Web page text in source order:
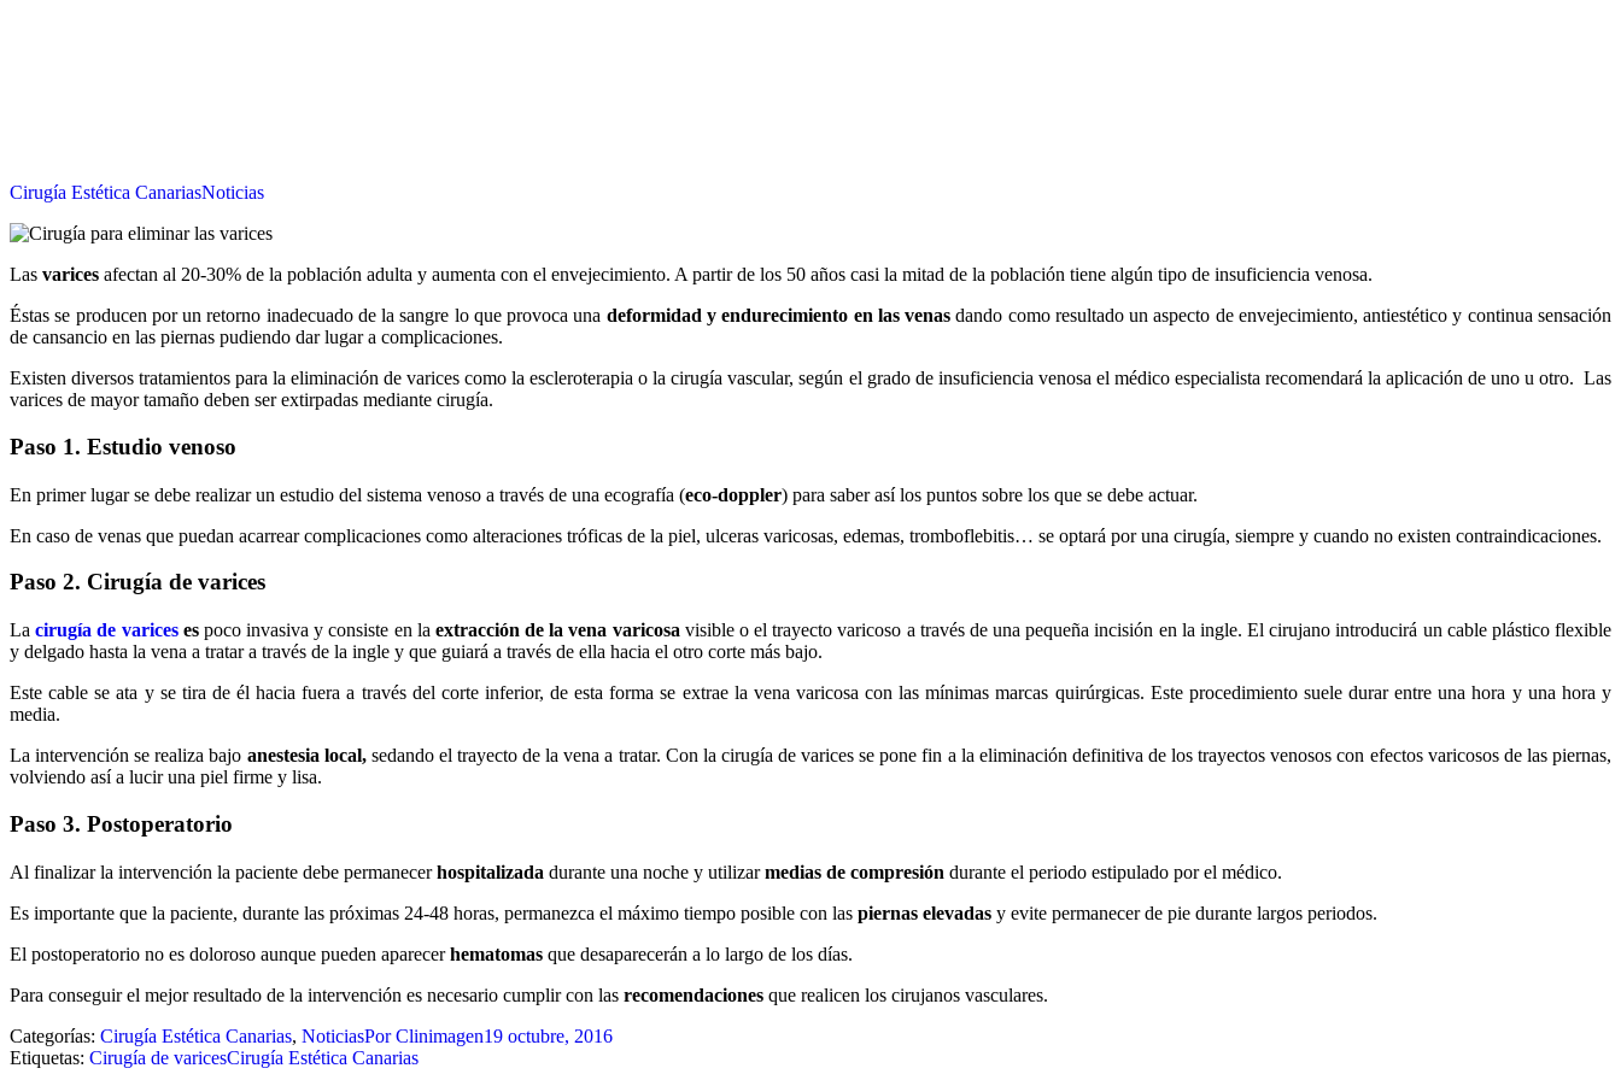
Cirugía Estética CanariasNoticias
Las varices afectan al 20-30% de la población adulta y aumenta con el envejecimiento. A partir de los 50 años casi la mitad de la población tiene algún tipo de insuficiencia venosa.
Éstas se producen por un retorno inadecuado de la sangre lo que provoca una deformidad y endurecimiento en las venasdando como resultado un aspecto de envejecimiento, antiestético y continua sensación
de cansancio en las piernas pudiendo dar lugar a complicaciones.
Existen diversos tratamientos para la eliminación de varices como la escleroterapia o la cirugía vascular, según el grado de insuficiencia venosa el médico especialista recomendará la aplicación de uno u otro. Las
varices de mayor tamaño deben ser extirpadas mediante cirugía.
Paso 1. Estudio venoso
En primer lugar se debe realizar un estudio del sistema venoso a través de una ecografía (eco-doppler) para saber así los puntos sobre los que se debe actuar.
En caso de venas que puedan acarrear complicaciones como alteraciones tróficas de la piel, ulceras varicosas, edemas, tromboflebitis… se optará por una cirugía, siempre y cuando no existen contraindicaciones.
Paso 2. Cirugía de varices
Lacirugía de varices espoco invasiva y consiste en la extracción de la vena varicosa visible o el trayecto varicoso a través de una pequeña incisión en la ingle. El cirujano introducirá un cable plástico flexible
y delgado hasta la vena a tratar a través de la ingle y que guiará a través de ella hacia el otro corte más bajo.
Este cable se ata y se tira de él hacia fuera a través del corte inferior, de esta forma se extrae la vena varicosa con las mínimas marcas quirúrgicas. Este procedimiento suele durar entre una hora y una hora y
media.
La intervención se realiza bajo anestesia local,sedando el trayecto de la vena a tratar. Con la cirugía de varices se pone fin a la eliminación definitiva de los trayectos venosos con efectos varicosos de las piernas,
volviendo así a lucir una piel firme y lisa.
Paso 3. Postoperatorio
Al finalizar la intervención la paciente debe permanecerhospitalizada durante una noche y utilizarmedias de compresión durante el periodo estipulado por el médico.
Es importante que la paciente, durante las próximas 24-48 horas, permanezca el máximo tiempo posible con las piernas elevadas y evite permanecer de pie durante largos periodos.
El postoperatorio no es doloroso aunque pueden aparecerhematomas que desaparecerán a lo largo de los días.
Para conseguir el mejor resultado de la intervención es necesario cumplir con las recomendaciones que realicen los cirujanos vasculares.
Categorías: Cirugía Estética Canarias, NoticiasPorClinimagen19 octubre, 2016
Etiquetas: Cirugía de varicesCirugía Estética Canarias